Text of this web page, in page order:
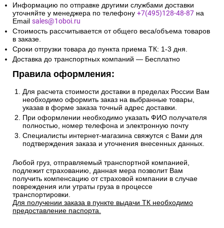
Информацию по отправке другими службами доставки
уточняйте у менеджера по телефону +7(495)128-48-87 на
Email sales@1oboi.ru
Стоимость рассчитывается от общего веса/объема товаров
в заказе.
Сроки отгрузки товара до пункта приема ТК: 1-3 дня.
Доставка до транспортных компаний — Бесплатно
Правила оформления:
Для расчета стоимости доставки в пределах России Вам
необходимо оформить заказ на выбранные товары,
указав в форме заказа точный адрес доставки.
При оформлении необходимо указать ФИО получателя
полностью, номер телефона и электронную почту
Специалисты интернет-магазина свяжутся с Вами для
подтверждения заказа и уточнения внесенных данных.
Любой груз, отправляемый транспортной компанией,
подлежит страхованию, данная мера позволит Вам
получить компенсацию от страховой компании в случае
повреждения или утраты груза в процессе
транспортировки.
Для получении заказа в пункте выдачи ТК необходимо
предоставление паспорта.